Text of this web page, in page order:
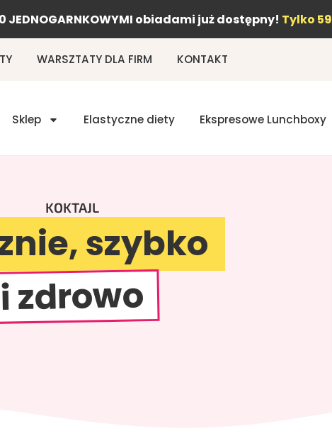
JEDNOGARNKOWYMI obiadami już dostępny! Tylko 59
WARSZTATY DLA FIRM KONTAKT
Sklep Elastyczne diety Ekspresowe Lunchboxy
KOKTAJL
szybko
i zdrowo